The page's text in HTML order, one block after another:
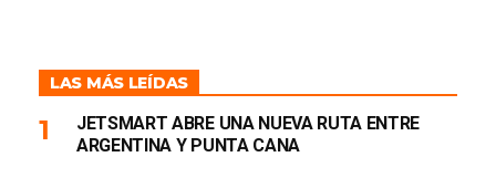
LAS MÁS LEÍDAS
JETSMART ABRE UNA NUEVA RUTA ENTRE
ARGENTINA Y PUNTA CANA